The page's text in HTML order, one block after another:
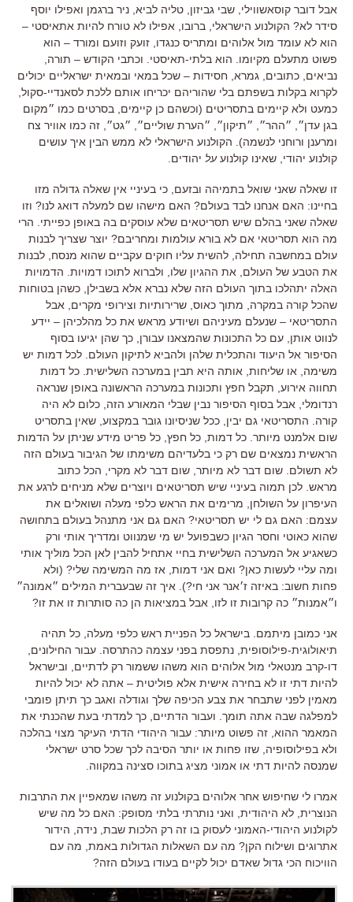
אבל דובר קוסאשווילי, שבי גביזון, טליה לביא, ניר ברגמן ואפילו יוסף
סידר לא? הקולנוע הישראלי, ברובו, אפילו לא טורח להיות אתאיסטי –
הוא לא עומד מול אלוהים ומתריס כנגדו, זועק וזועם ומורד – הוא
פשוט מתעלם מקיומו. הוא בלתי-תאיסטי. וכתבי הקודש – תורה,
נביאים, כתובים, גמרא, חסידות – שכל במאי ובמאית ישראליים יכולים
לקרוא בקלות בשפתם בלי שהוריהם יכריחו אותם ללכת לסאנדיי-סקול,
כמעט ולא קיימים בתסריטים (וכשהם כן קיימים, בסרטים כמו ״מקום
בגן עדן״, ״ההר״, ״תיקון״, ״הערת שוליים״, ״גט״, זה כמו אוויר צח
ומרענן ורוחני לנשמה). הקולנוע הישראלי לא ממש הבין איך עושים
קולנוע יהודי, שאינו קולנועעל יהודים.
זו שאלה שאני שואל בתמיהה ובזעם, כי בעיניי אין שאלה גדולה מזו
בחיינו: האם אנחנו לבד בעולם? האם מישהו שם למעלה דואג לנו? וזו
שאלה שאני בהלם שיש תסריטאים שלא עוסקים בה באופן כפייתי. הרי
מה הוא תסריטאי אם לא בורא עולמות ומחריבם? יוצר שצריך לבנות
עולם במחשבה תחילה, להשית עליו חוקים עקביים שהוא מנסח, לבנות
את הטבע של העולם, את ההגיון שלו, ולברוא לתוכו דמויות. הדמויות
האלה יתהלכו בתוך העולם הזה שלא נברא אלא בשבילן, כשהן בטוחות
שהכל קורה במקרה, מתוך כאוס, שרירותיות וצירופי מקרים, אבל
התסריטאי – שנעלם מעיניהם ושיודע מראש את כל מהלכיהן – יידע
לנווט אותן, עם כל התכונות שהמצאנו עבורן, כך שהן יגיעו בסוף
הסיפור אל היעוד והתכלית שלהן ולהביא לתיקון העולם. לכל דמות יש
משימה, או שליחות, אותה היא תבין במערכה השלישית. כל דמות
תחווה אירוע, תקבל חפץ ותכונות במערכה הראשונה באופן שנראה
רנדומלי, אבל בסוף הסיפור נבין שבלי המאורע הזה, כלום לא היה
קורה. התסריטאי גם יבין, ככל שניסיונו גובר במקצוע, שאין בתסריט
שום אלמנט מיותר. כל דמות, כל חפץ, כל פריט מידע שניתן על הדמות
הראשית נמצאים שם רק כי בלעדיהם משימתו של הגיבור בעולם הזה
לא תשולם. שום דבר לא מיותר, שום דבר לא מקרי, הכל כתוב
מראש. לכן תמוה בעיניי שיש תסריטאים ויוצרים שלא מניחים לרגע את
העיפרון על השולחן, מרימים את הראש כלפי מעלה ושואלים את
עצמם: האם גם לי יש תסריטאי? האם גם אני מתנהל בעולם בתחושה
שהוא כאוטי וחסר הגיון כשבפועל יש מי שמנווט ומדריך אותי ורק
כשאגיע אל המערכה השלישית בחיי אתחיל להבין לאן הכל מוליך אותי
ומה עליי לעשות כאן? ואם אני דמות, אז מה המשימה שלי? (ולא
פחות חשוב: באיזה ז׳אנר אני חי?). איך זה שבעברית המילים ״אמונה״
ו״אמנות״ כה קרובות זו לזו, אבל במציאות הן כה סותרות זו את זו?
אני כמובן מיתמם. בישראל כל הפניית ראש כלפי מעלה, כל תהיה
תיאולוגית-פילוסופית, נתפסת בפני עצמה כהתרסה. עבור החילונים,
דו-קרב מנטאלי מול אלוהים הוא משהו ששמור רק לדתיים, ובישראל
להיות דתי זו לא בחירה אישית אלא פוליטית – אתה לא יכול להיות
מאמין לפני שתבחר את צבע הכיפה שלך וגודלה ואגב כך תיתן פומבי
למפלגה שבה אתה תומך. ועבור הדתיים, כך למדתי בעת שהכנתי את
המאמר ההוא, זה פשוט מיותר: עבור היהודי הדתי העיקר מצוי בהלכה
ולא בפילוסופיה, שזו פחות או יותר הסיבה לכך שכל סרט ישראלי
שמנסה להיות דתי או אמוני מציג בתוכו סצינה במקווה.
אמרו לי שחיפוש אחר אלוהים בקולנוע זה משהו שמאפיין את התרבות
הנוצרית, לא היהודית, ואני נותרתי בלתי מסופק: האם כל מה שיש
לקולנוע היהודי-האמוני לעסוק בו זה רק הלכות שבת, נידה, הידור
אתרוגים ושילוח הקן? מה עם השאלות הגדולות באמת, מה עם
הוויכוח הכי גדול שאדם יכול לקיים בעודו בעולם הזה?